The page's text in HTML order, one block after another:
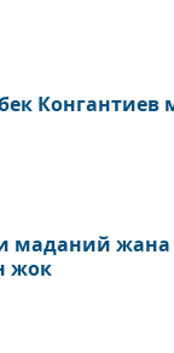
Конгантиев
маданий
жок